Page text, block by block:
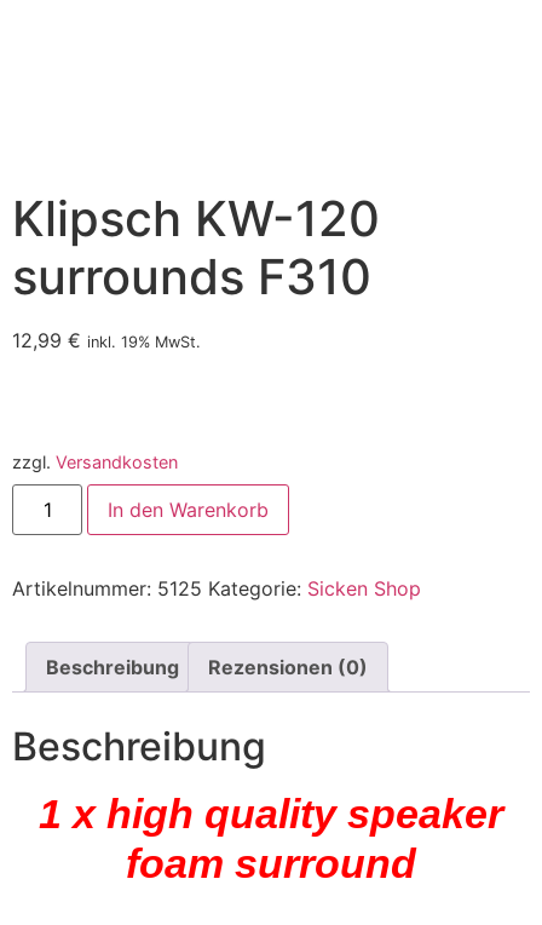
Klipsch KW-120
surrounds F310
12,99 € inkl. 19% MwSt.
zzgl. Versandkosten
In den Warenkorb
Artikelnummer: 5125 Kategorie: Sicken Shop
Beschreibung Rezensionen (0)
Beschreibung
1 x high quality speaker
foam surround